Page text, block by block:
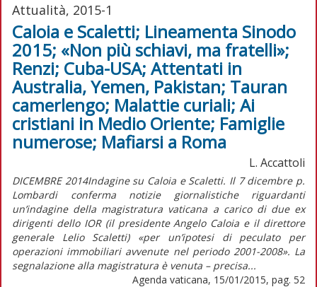
Attualità, 2015-1
Caloia e Scaletti; Lineamenta Sinodo
2015; «Non più schiavi, ma fratelli»;
Renzi; Cuba-USA; Attentati in
Australia, Yemen, Pakistan; Tauran
camerlengo; Malattie curiali; Ai
cristiani in Medio Oriente; Famiglie
numerose; Mafiarsi a Roma
L. Accattoli
DICEMBRE 2014Indagine su Caloia e Scaletti. Il 7 dicembre p.
Lombardi conferma notizie giornalistiche riguardanti
un’indagine della magistratura vaticana a carico di due ex
dirigenti dello IOR (il presidente Angelo Caloia e il direttore
generale Lelio Scaletti) «per un’ipotesi di peculato per
operazioni immobiliari avvenute nel periodo 2001-2008». La
segnalazione alla magistratura è venuta – precisa...
Agenda vaticana, 15/01/2015, pag. 52